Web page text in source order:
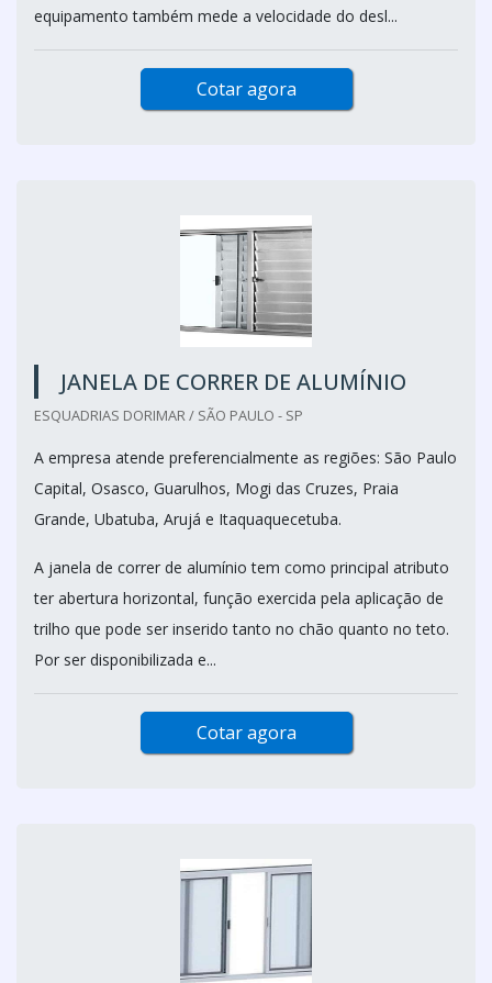
equipamento também mede a velocidade do desl...
Cotar agora
JANELA DE CORRER DE ALUMÍNIO
ESQUADRIAS DORIMAR / SÃO PAULO - SP
A empresa atende preferencialmente as regiões: São Paulo
Capital, Osasco, Guarulhos, Mogi das Cruzes, Praia
Grande, Ubatuba, Arujá e Itaquaquecetuba.
A janela de correr de alumínio tem como principal atributo
ter abertura horizontal, função exercida pela aplicação de
trilho que pode ser inserido tanto no chão quanto no teto.
Por ser disponibilizada e...
Cotar agora